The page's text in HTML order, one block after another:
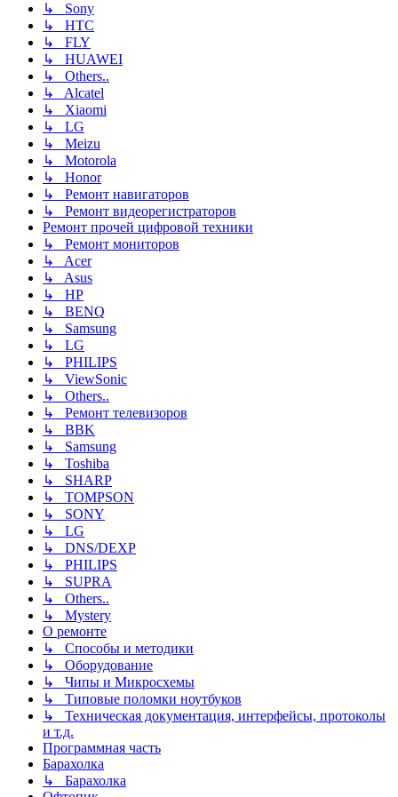
↳ Sony
↳ HTC
↳ FLY
↳ HUAWEI
↳ Others..
↳ Alcatel
↳ Xiaomi
↳ LG
↳ Meizu
↳ Motorola
↳ Honor
↳ Ремонт навигаторов
↳ Ремонт видеорегистраторов
Ремонт прочей цифровой техники
↳ Ремонт мониторов
↳ Acer
↳ Asus
↳ HP
↳ BENQ
↳ Samsung
↳ LG
↳ PHILIPS
↳ ViewSonic
↳ Others..
↳ Ремонт телевизоров
↳ BBK
↳ Samsung
↳ Toshiba
↳ SHARP
↳ TOMPSON
↳ SONY
↳ LG
↳ DNS/DEXP
↳ PHILIPS
↳ SUPRA
↳ Others..
↳ Mystery
О ремонте
↳ Способы и методики
↳ Оборудование
↳ Чипы и Микросхемы
↳ Типовые поломки ноутбуков
↳ Техническая документация, интерфейсы, протоколы
и т.д.
Программная часть
Барахолка
↳ Барахолка